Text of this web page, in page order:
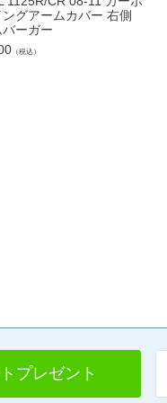
ングアームカバー 右側
ーガー
（税込）
プレゼント